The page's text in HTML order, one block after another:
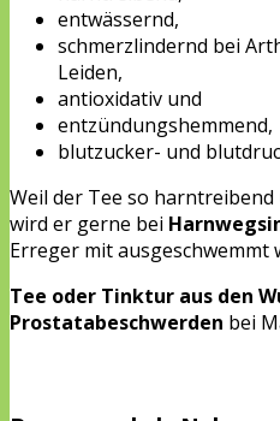
entwässernd,
schmerzlindernd bei
Leiden,
antioxidativ und
entzündungshemmend,
blutzucker- und
Weil der Tee so
wird er gerne bei
Erreger mit ausgeschwemmt
Tee oder Tinktur aus den
Prostatabeschwerden bei